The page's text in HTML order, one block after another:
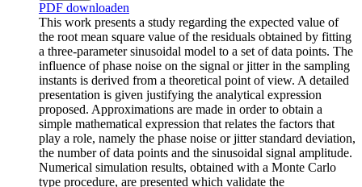
PDF downloaden
This work presents a study regarding the expected value of
the root mean square value of the residuals obtained by fitting
a three-parameter sinusoidal model to a set of data points. The
influence of phase noise on the signal or jitter in the sampling
instants is derived from a theoretical point of view. A detailed
presentation is given justifying the analytical expression
proposed. Approximations are made in order to obtain a
simple mathematical expression that relates the factors that
play a role, namely the phase noise or jitter standard deviation,
the number of data points and the sinusoidal signal amplitude.
Numerical simulation results, obtained with a Monte Carlo
type procedure, are presented which validate the